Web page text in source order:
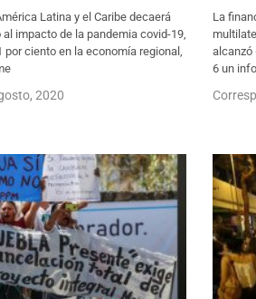
Latina y el Caribe decaerá
impacto de la pandemia covid-19,
ciento en la economía regional,
2020
La
alcanzó
6 un